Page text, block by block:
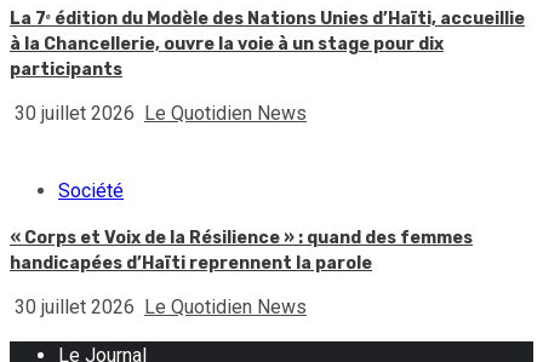
La 7ᵉ édition du Modèle des Nations Unies d’Haïti, accueillie
à la Chancellerie, ouvre la voie à un stage pour dix
participants
30 juillet 2026 Le Quotidien News
Société
« Corps et Voix de la Résilience » : quand des femmes
handicapées d’Haïti reprennent la parole
30 juillet 2026 Le Quotidien News
Le Journal